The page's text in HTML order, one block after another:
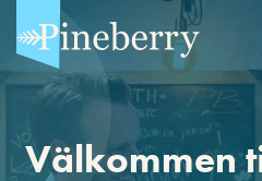
Välkommen